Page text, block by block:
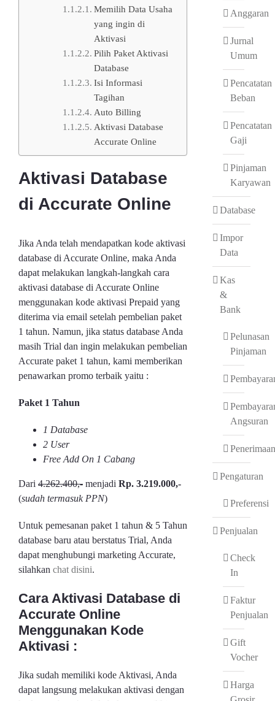
Memilih Data Usaha
yang ingin di
Aktivasi
Pilih Paket Aktivasi
Database
Isi Informasi
Tagihan
Auto Billing
Aktivasi Database
Accurate Online
Aktivasi Database
di Accurate Online
Jika Anda telah mendapatkan kode aktivasi
database di Accurate Online, maka Anda
dapat melakukan langkah-langkah cara
aktivasi database di Accurate Online
menggunakan kode aktivasi Prepaid yang
diterima via email setelah pembelian paket
1 tahun. Namun, jika status database Anda
masih Trial dan ingin melakukan pembelian
Accurate paket 1 tahun, kami memberikan
penawarkan promo terbaik yaitu :
Paket 1 Tahun
1 Database
2 User
Free Add On 1 Cabang
Dari 4.262.400,- menjadi Rp. 3.219.000,-
(sudah termasuk PPN)
Untuk pemesanan paket 1 tahun & 5 Tahun
database baru atau berstatus Trial, Anda
dapat menghubungi marketing Accurate,
silahkan chat disini.
Cara Aktivasi Database di
Accurate Online
Menggunakan Kode
Aktivasi :
Jika sudah memiliki kode Aktivasi, Anda
dapat langsung melakukan aktivasi dengan
Anggaran
Jurnal
Umum
Pencatatan
Beban
Pencatatan
Gaji
Pinjaman
Karyawan
Database
Impor
Data
Kas
&
Bank
Pelunasan
Pinjaman
Angsuran
Penerimaan
Pengaturan
Preferensi
Penjualan
Check
In
Faktur
Penjualan
Gift
Vocher
Harga